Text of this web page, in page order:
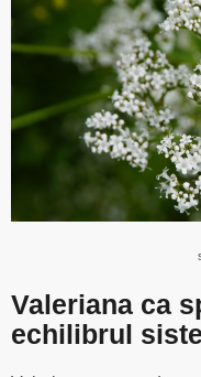
Valeriana ca
echilibrul